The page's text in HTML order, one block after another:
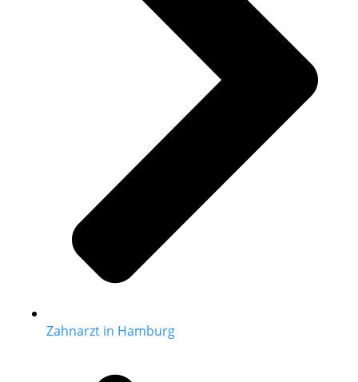
Zahnarzt in Hamburg